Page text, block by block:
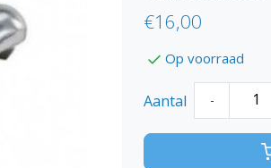
€16,00
Op voorraad
Aantal -